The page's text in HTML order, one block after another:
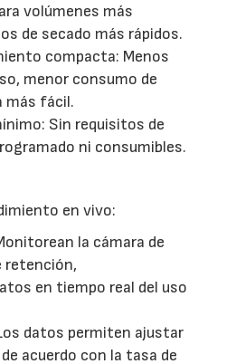
volúmenes más
de secado más rápidos.
compacta: Menos
menor consumo de
más fácil.
Sin requisitos de
ni consumibles.
en vivo:
la cámara de
retención,
en tiempo real del uso
datos permiten ajustar
acuerdo con la tasa de